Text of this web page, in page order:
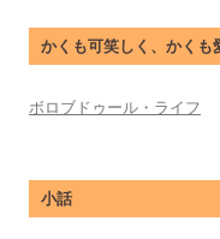
かくも可笑しく、かくも
ボロブドゥール・ライフ
小話